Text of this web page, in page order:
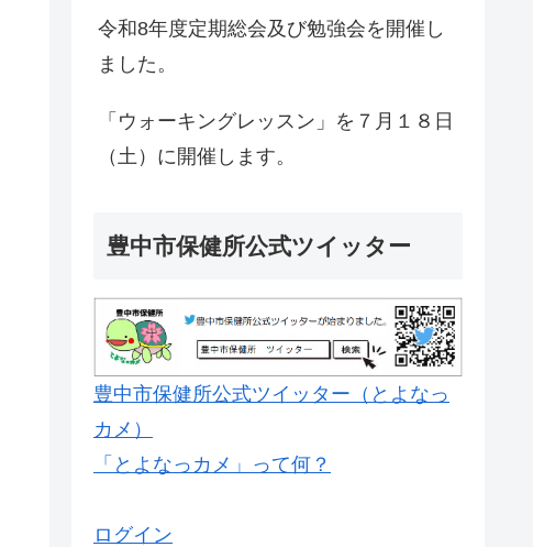
令和8年度定期総会及び勉強会を開催し
ました。
「ウォーキングレッスン」を７月１８日
（土）に開催します。
豊中市保健所公式ツイッター
豊中市保健所公式ツイッター（とよなっ
カメ）
「とよなっカメ」って何？
ログイン